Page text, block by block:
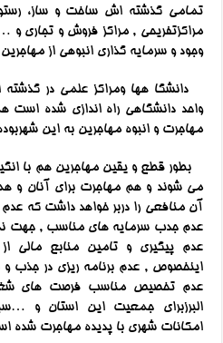
تمامی گذشته اش ساخت و ساز،
مراکزتفریحی , مراکز فروش و تجاری و
وجود و سرمایه گذاری انبوهی از
دانشگا هها ومراکز علمی در گذشته
واحد دانشگاهی راه اندازی شده است
مهاجرت و انبوه مهاجرین به این
بطور قطع و یقین مهاجرین هم با
می شوند و هم مهاجرت برای آنان و
آن منافعی را دربر خواهد داشت که
عدم جدب سرمایه های مناسب , جهت
عدم پیگیری و تامین منابع مالی
اینخصوص , عدم برنامه ریزی در جذب و
عدم تخصیص مناسب فرصت های
البرزبرای جمعیت این استان و
امکانات شهری با پدیده مهاجرت شده